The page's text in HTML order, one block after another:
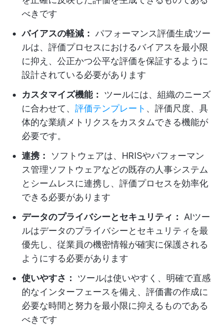
べきです
バイアスの軽減： パフォーマンス評価生成ツー
ルは、評価プロセスにおけるバイアスを最小限
に抑え、公正かつ公平な評価を保証するように
設計されている必要があります
カスタマイズ機能：
ツールには、組織のニーズ
に合わせて、 評価テンプレート 、評価尺度、具
体的な業績メトリクスをカスタムできる機能が
必要です。
連携：
ソフトウェアは、HRISやパフォーマン
ス管理ソフトウェアなどの既存の人事システム
とシームレスに連携し、評価プロセスを効率化
できる必要があります
データのプライバシーとセキュリティ：
AIツー
ルはデータのプライバシーとセキュリティを最
優先し、従業員の機密情報が確実に保護される
ようにする必要があります
使いやすさ：
ツールは使いやすく、明確で直感
的なインターフェースを備え、評価書の作成に
必要な時間と努力を最小限に抑えるものである
べきです